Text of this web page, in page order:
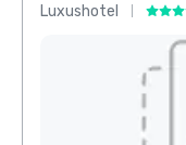
Luxushotel